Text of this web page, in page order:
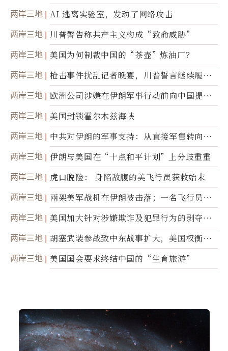
两岸三地 AI 逃离实验室，发动了网络攻击
两岸三地 川普警告称共产主义构成“致命威胁”
两岸三地 美国为何制裁中国的“茶壶”炼油厂？
两岸三地
枪击事件扰乱记者晚宴，川普誓言继续履行
职责
两岸三地
欧洲公司涉嫌在伊朗军事行动前向中国提供
美军基地的卫星图像
两岸三地 美国封锁霍尔木兹海峡
两岸三地
中共对伊朗的军事支持：从直接军售转向间
接技术转让
两岸三地 伊朗与美国在“十点和平计划”上分歧重重
两岸三地 虎口脱险： 身陷敌腹的美飞行员获救始末
两岸三地
兩架美军战机在伊朗被击落；一名飞行员失
踪
两岸三地
美国加大针对涉嫌欺诈及犯罪行为的剥夺公
民权力度
两岸三地
胡塞武装参战致中东战事扩大，美国权衡地
面入侵的可能性
两岸三地 美国国会要求终结中国的“生育旅游”